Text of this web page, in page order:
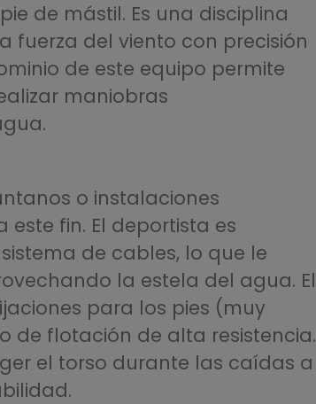
de mástil. Es una disciplina
fuerza del viento con precisión
de este equipo permite
maniobras
o instalaciones
este fin. El deportista es
de cables, lo que le
la estela del agua. El
para los pies (muy
de flotación de alta resistencia.
el torso durante las caídas a